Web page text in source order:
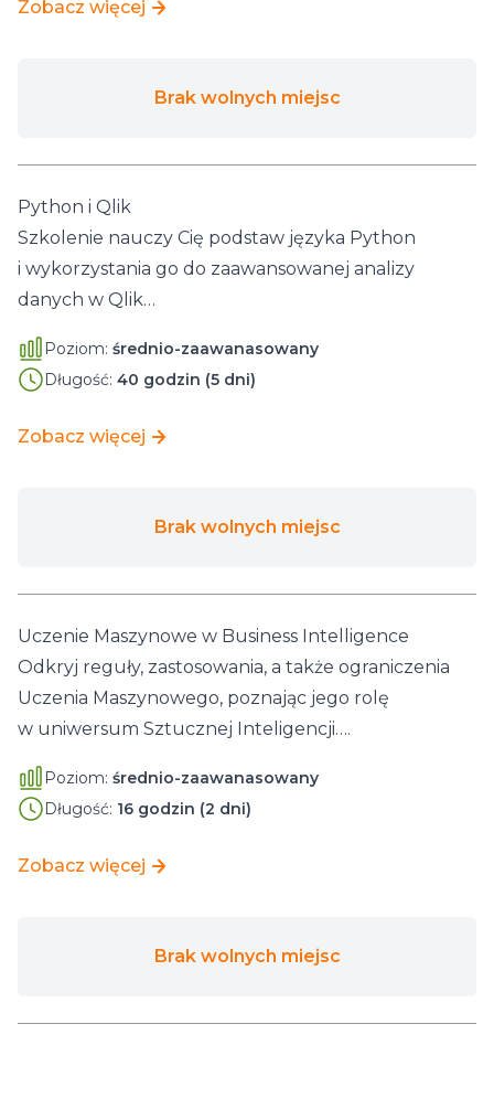
Zobacz więcej
Brak wolnych miejsc
Python i Qlik
Szkolenie nauczy Cię podstaw języka Python
i wykorzystania go do zaawansowanej analizy
danych w Qlik…
Poziom: średnio-zaawanasowany
Długość: 40 godzin (5 dni)
Zobacz więcej
Brak wolnych miejsc
Uczenie Maszynowe w Business Intelligence
Odkryj reguły, zastosowania, a także ograniczenia
Uczenia Maszynowego, poznając jego rolę
w uniwersum Sztucznej Inteligencji….
Poziom: średnio-zaawanasowany
Długość: 16 godzin (2 dni)
Zobacz więcej
Brak wolnych miejsc